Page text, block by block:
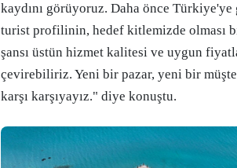
kaydını görüyoruz. Daha önce
turist profilinin, hedef kitlemizde olması
şansı üstün hizmet kalitesi ve uygun
çevirebiliriz. Yeni bir pazar, yeni bir
karşı karşıyayız." diye konuştu.